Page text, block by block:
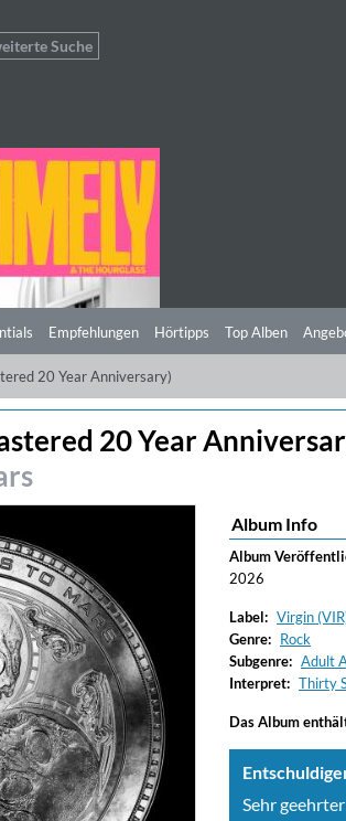
Suche
Empfehlungen Hörtipps Top Alben
20 Year Anniversary)
20 Year
Album Info
Album
2026
Label: Virgin
Genre: Rock
Subgenre: Adult
Interpret: Thirty
Das Album
Sehr